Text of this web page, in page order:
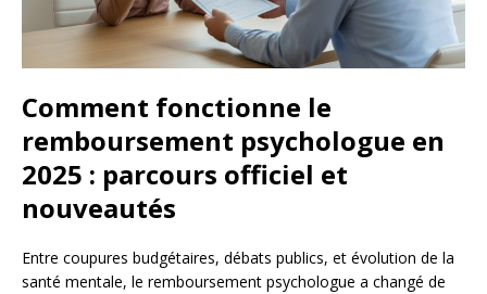
Comment fonctionne le
remboursement psychologue en
2025 : parcours officiel et
nouveautés
Entre coupures budgétaires, débats publics, et évolution de la
santé mentale, le remboursement psychologue a changé de